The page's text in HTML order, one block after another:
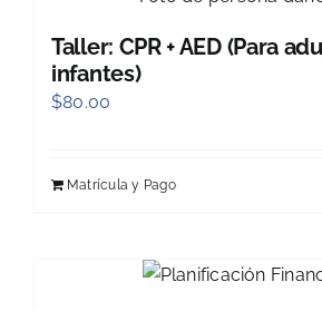
Taller: CPR + AED (Para
infantes)
$80.00
Matrícula y Pago